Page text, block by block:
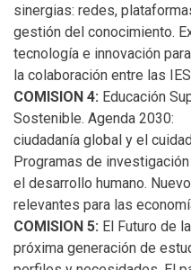
sinergias: redes,
gestión del conocimiento.
tecnología e innovación
la colaboración entre las
COMISION 4: Educación
Sostenible. Agenda 2030:
ciudadanía global y el
Programas de
el desarrollo humano.
relevantes para las
COMISION 5: El Futuro de
próxima generación de